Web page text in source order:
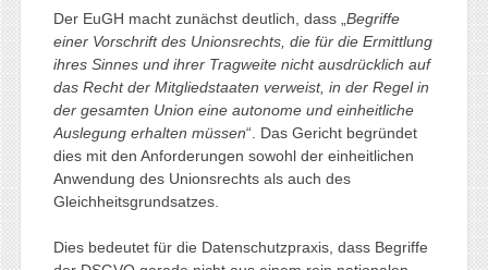
Der EuGH macht zunächst deutlich, dass „ Begriffe
einer Vorschrift des Unionsrechts, die für die Ermittlung
ihres Sinnes und ihrer Tragweite nicht ausdrücklich auf
das Recht der Mitgliedstaaten verweist, in der Regel in
der gesamten Union eine autonome und einheitliche
Auslegung erhalten müssen“. Das Gericht begründet
dies mit den Anforderungen sowohl der einheitlichen
Anwendung des Unionsrechts als auch des
Gleichheitsgrundsatzes.
Dies bedeutet für die Datenschutzpraxis, dass Begriffe